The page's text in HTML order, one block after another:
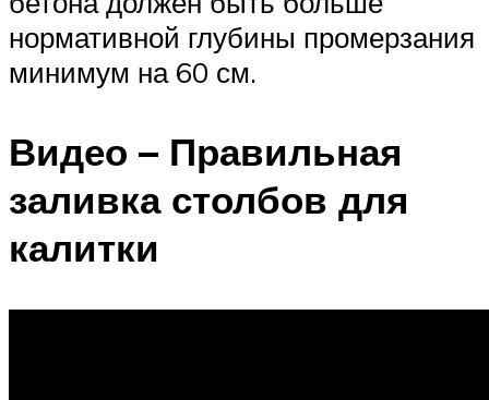
нормативной глубины промерзания
минимум на 60 см.
Видео – Правильная
заливка столбов для
калитки